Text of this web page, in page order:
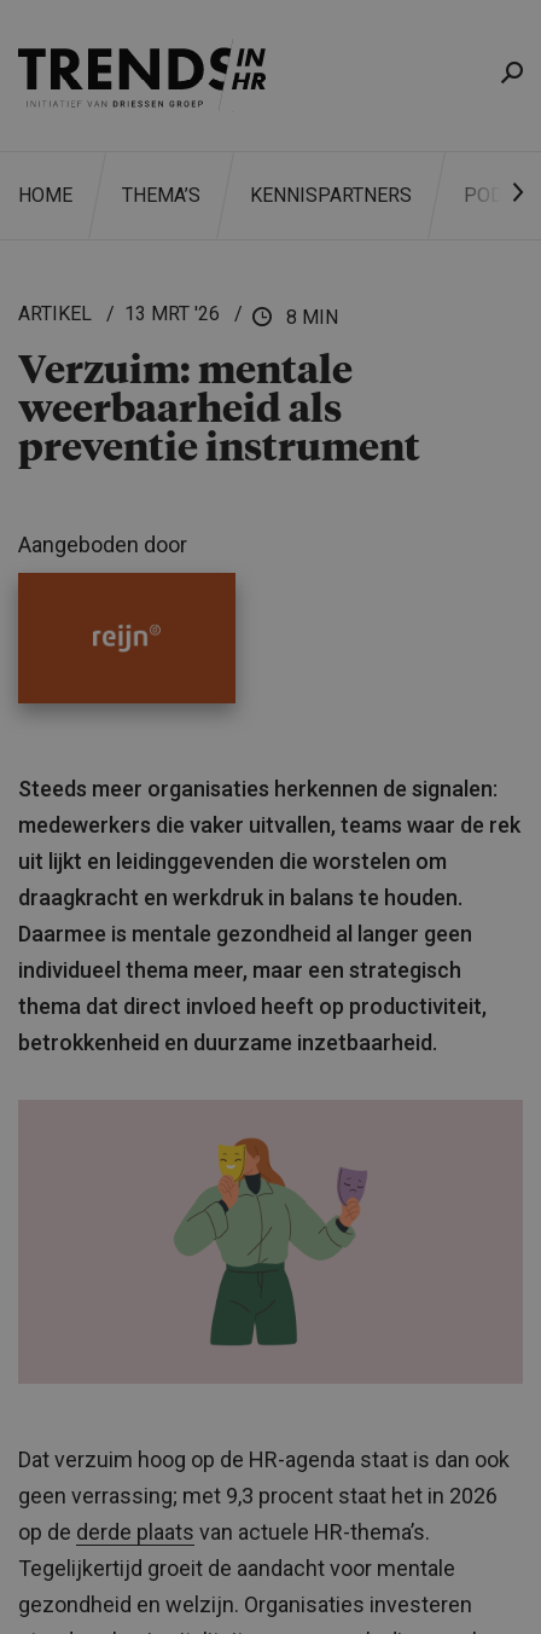
HOME THEMA’S KENNISPARTNERS
ARTIKEL 13 MRT '26 8 MIN
Verzuim: mentale
weerbaar­heid als
preventie instrument
Aangeboden door
Steeds meer organisaties herkennen de signalen:
medewerkers die vaker uitvallen, teams waar de rek
uit lijkt en leidinggevenden die worstelen om
draagkracht en werkdruk in balans te houden.
Daarmee is mentale gezondheid al langer geen
individueel thema meer, maar een strategisch
thema dat direct invloed heeft op productiviteit,
betrokkenheid en duurzame inzetbaarheid.
Dat verzuim hoog op de HR-agenda staat is dan ook
geen verrassing; met 9,3 procent staat het in 2026
op de derde plaats van actuele HR-thema’s.
Tegelijkertijd groeit de aandacht voor mentale
gezondheid en welzijn. Organisaties investeren